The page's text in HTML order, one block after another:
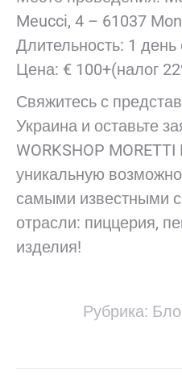
Meucci, 4 – 61037
Длительность: 1
Цена: € 100+(налог
Свяжитесь с
Украина и оставьте
WORKSHOP
уникальную
самыми известными
отрасли: пиццерия,
изделия!
Рубрика: